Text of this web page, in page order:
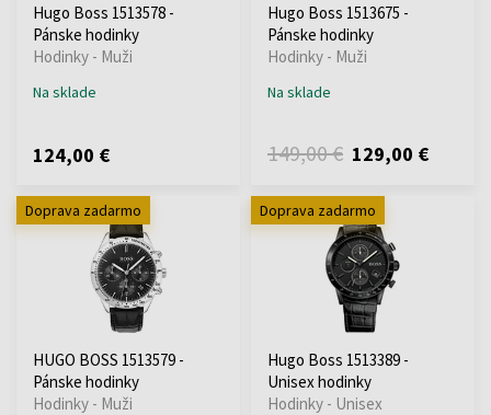
Hugo Boss 1513578 -
Pánske hodinky
Hodinky - Muži
Na sklade
124,00 €
Hugo Boss 1513675 -
Pánske hodinky
Hodinky - Muži
Na sklade
149,00 € 129,00 €
Doprava zadarmo
HUGO BOSS 1513579 -
Pánske hodinky
Hodinky - Muži
Doprava zadarmo
Hugo Boss 1513389 -
Unisex hodinky
Hodinky - Unisex